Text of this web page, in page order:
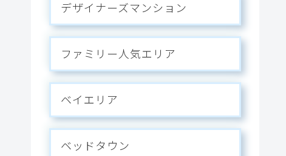
デザイナーズマンション
ファミリー人気エリア
ベイエリア
ベッドタウン